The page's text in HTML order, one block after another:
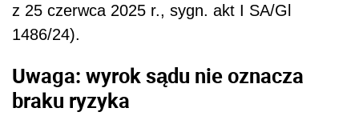
z 25 czerwca 2025 r., sygn. akt I SA/Gl
1486/24).
Uwaga: wyrok sądu nie oznacza
braku ryzyka